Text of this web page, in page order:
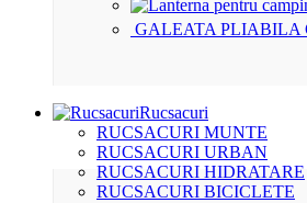
GALEATA PLIABILA
Rucsacuri
RUCSACURI MUNTE
RUCSACURI URBAN
RUCSACURI HIDRATARE
RUCSACURI BICICLETE